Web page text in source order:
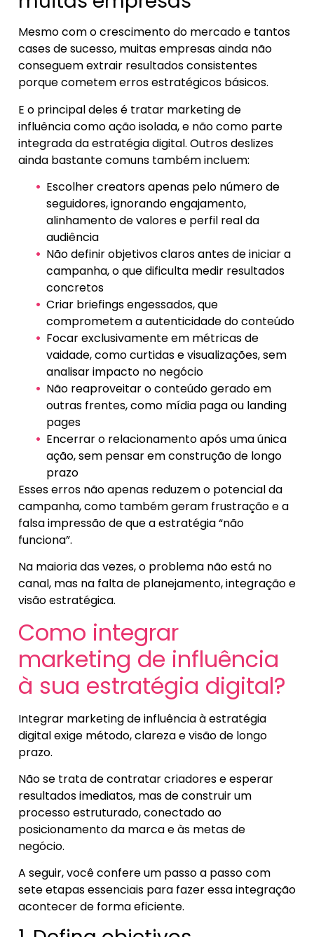
Mesmo com o crescimento do mercado e tantos
cases de sucesso, muitas empresas ainda não
conseguem extrair resultados consistentes
porque cometem erros estratégicos básicos.
E o principal deles é tratar marketing de
influência como ação isolada, e não como parte
integrada da estratégia digital. Outros deslizes
ainda bastante comuns também incluem:
Escolher creators apenas pelo número de
seguidores, ignorando engajamento,
alinhamento de valores e perfil real da
audiência
Não definir objetivos claros antes de iniciar a
campanha, o que dificulta medir resultados
concretos
Criar briefings engessados, que
comprometem a autenticidade do conteúdo
Focar exclusivamente em métricas de
vaidade, como curtidas e visualizações, sem
analisar impacto no negócio
Não reaproveitar o conteúdo gerado em
outras frentes, como mídia paga ou landing
pages
Encerrar o relacionamento após uma única
ação, sem pensar em construção de longo
prazo
Esses erros não apenas reduzem o potencial da
campanha, como também geram frustração e a
falsa impressão de que a estratégia “não
funciona”.
Na maioria das vezes, o problema não está no
canal, mas na falta de planejamento, integração e
visão estratégica.
Como integrar
marketing de influência
à sua estratégia digital?
Integrar marketing de influência à estratégia
digital exige método, clareza e visão de longo
prazo.
Não se trata de contratar criadores e esperar
resultados imediatos, mas de construir um
processo estruturado, conectado ao
posicionamento da marca e às metas de
negócio.
A seguir, você confere um passo a passo com
sete etapas essenciais para fazer essa integração
acontecer de forma eficiente.